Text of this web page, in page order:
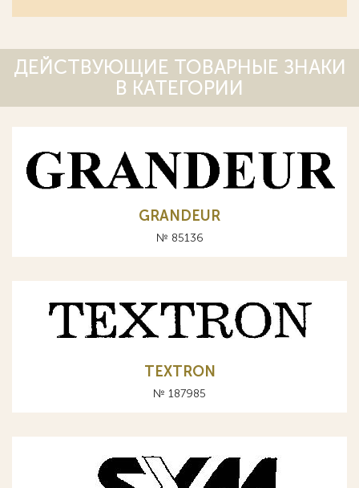
ДЕЙСТВУЮЩИЕ ТОВАРНЫЕ ЗНАКИ
В КАТЕГОРИИ
GRANDEUR
№ 85136
TEXTRON
№ 187985